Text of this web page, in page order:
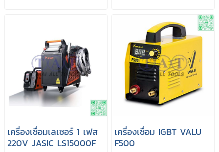
เครื่องเชื่อมเลเซอร์ 1 เฟส
220V JASIC LS15000F
เครื่องเชื่อม IGBT VALU
F500